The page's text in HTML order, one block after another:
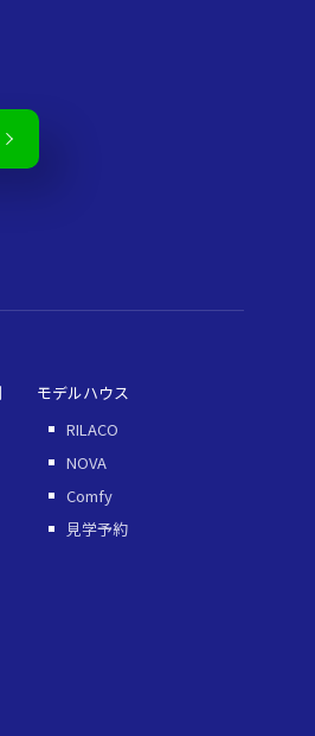
モデルハウス
RILACO
NOVA
Comfy
見学予約